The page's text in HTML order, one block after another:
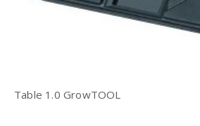
Table 1.0 GrowTOOL